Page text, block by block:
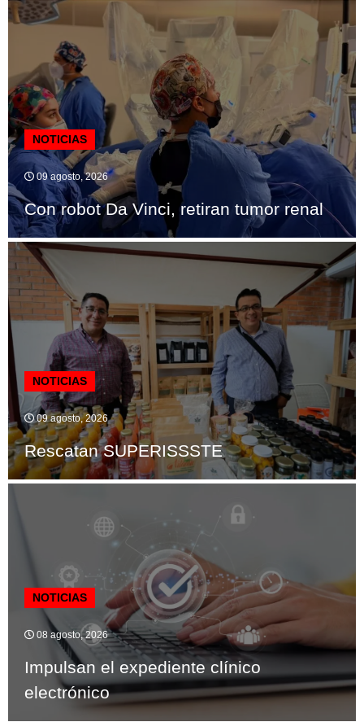
NOTICIAS
09 agosto, 2026
Con robot Da Vinci, retiran tumor renal
NOTICIAS
09 agosto, 2026
Rescatan SUPERISSSTE
NOTICIAS
08 agosto, 2026
Impulsan el expediente clínico
electrónico